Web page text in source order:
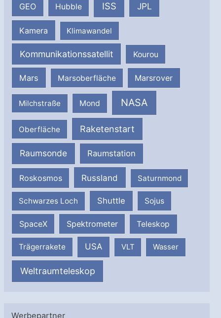
GEO Hubble ISS JPL
Kamera Klimawandel
Kommunikationssatellit Kourou
Mars Marsoberfläche Marsrover
Milchstraße Mond NASA
Oberfläche Raketenstart
Raumsonde Raumstation
Roskosmos Russland Saturnmond
Schwarzes Loch Shuttle Sojus
SpaceX Spektrometer Teleskop
Trägerrakete USA VLT Wasser
Weltraumteleskop
Werbepartner